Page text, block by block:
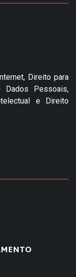
Direito para
Dados Pessoais,
e Direito